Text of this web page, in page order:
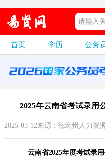
首页 学历 公务
2025年云南省考试录用
2025-03-12来源：德宏州人力资
云南省2025年度考试录